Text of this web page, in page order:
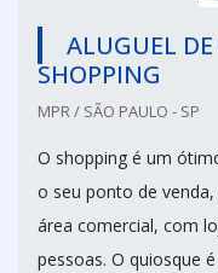
ALUGUEL
SHOPPING
MPR / SÃO PAULO - SP
O shopping é um
o seu ponto de
área comercial, com
pessoas. O quiosque